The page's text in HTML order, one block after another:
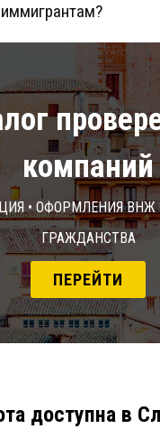
компаний
• Оформления ВНЖ
гражданства
ПЕРЕЙТИ
доступна в